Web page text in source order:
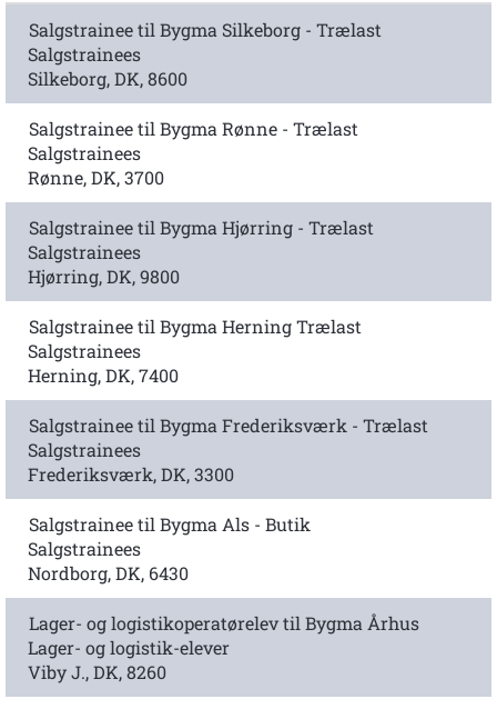
Salgstrainee til Bygma Silkeborg - Trælast
Salgstrainees
Silkeborg, DK, 8600
Salgstrainee til Bygma Rønne - Trælast
Salgstrainees
Rønne, DK, 3700
Salgstrainee til Bygma Hjørring - Trælast
Salgstrainees
Hjørring, DK, 9800
Salgstrainee til Bygma Herning Trælast
Salgstrainees
Herning, DK, 7400
Salgstrainee til Bygma Frederiksværk - Trælast
Salgstrainees
Frederiksværk, DK, 3300
Salgstrainee til Bygma Als - Butik
Salgstrainees
Nordborg, DK, 6430
Lager- og logistikoperatørelev til Bygma Århus
Lager- og logistik-elever
Viby J., DK, 8260